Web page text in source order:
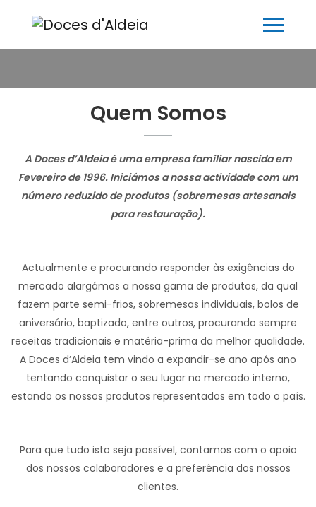
Quem Somos
A Doces d’Aldeia é uma empresa familiar nascida em
Fevereiro de 1996. Iniciámos a nossa actividade com um
número reduzido de produtos (sobremesas artesanais
para restauração).
Actualmente e procurando responder às exigências do
mercado alargámos a nossa gama de produtos, da qual
fazem parte semi-frios, sobremesas individuais, bolos de
aniversário, baptizado, entre outros, procurando sempre
receitas tradicionais e matéria-prima da melhor qualidade.
A Doces d’Aldeia tem vindo a expandir-se ano após ano
tentando conquistar o seu lugar no mercado interno,
estando os nossos produtos representados em todo o país.
Para que tudo isto seja possível, contamos com o apoio
dos nossos colaboradores e a preferência dos nossos
clientes.